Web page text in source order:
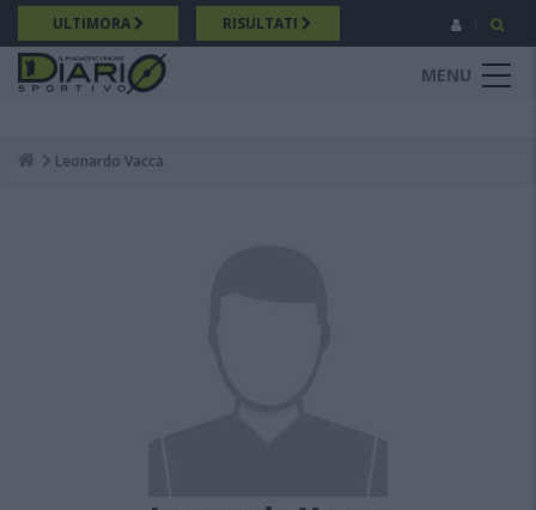
Salta
al
contenuto
principale
ULTIMORA RISULTATI
MENU
Breadcrumb
Leonardo Vacca